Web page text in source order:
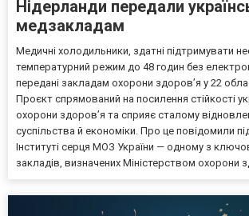
Нідерланди передали
медзакладам
Медичні холодильники, здатні підтримувати
температурний режим до 48 годин без
передані закладам охорони здоров’я у 22
Проєкт спрямований на посилення стійкості
охорони здоров’я та сприяє сталому
суспільства й економіки. Про це повідомили
Інституті серця МОЗ України — одному з
закладів, визначених Міністерством охорони